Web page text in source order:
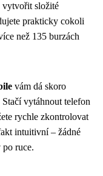
vytvořit složité
prakticky cokoli
než 135 burzách
vám dá skoro
vytáhnout telefon
rychle zkontrolovat
intuitivní – žádné
ruce.